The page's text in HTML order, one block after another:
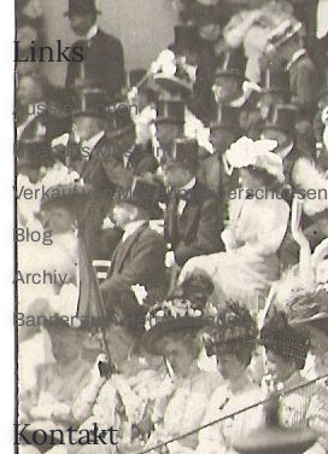
Links
Ausstellungen
Über das Museum
Verkauf von Museumsüberschüssen
Blog
Archiv
Banner zum Herunterladen
Kontakt